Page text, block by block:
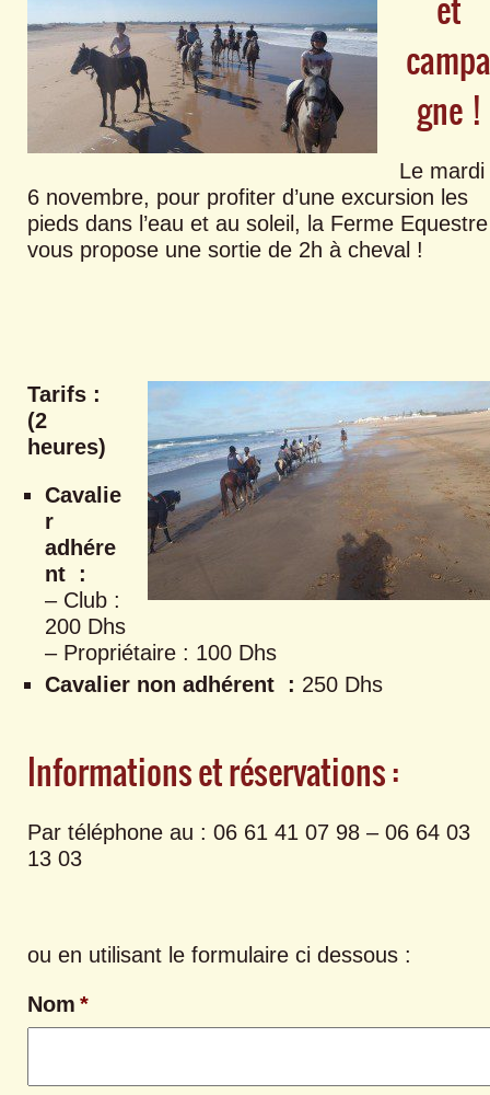
campa
gne !
Le mardi
6 novembre, pour profiter d’une excursion les
pieds dans l’eau et au soleil, la Ferme Equestre
vous propose une sortie de 2h à cheval !
Tarifs :
(2
heures)
Cavalie
r
adhére
nt :
– Club :
200 Dhs
– Propriétaire : 100 Dhs
Cavalier non adhérent : 250 Dhs
Informations et réservations :
Par téléphone au : 06 61 41 07 98 – 06 64 03
13 03
ou en utilisant le formulaire ci dessous :
Nom *